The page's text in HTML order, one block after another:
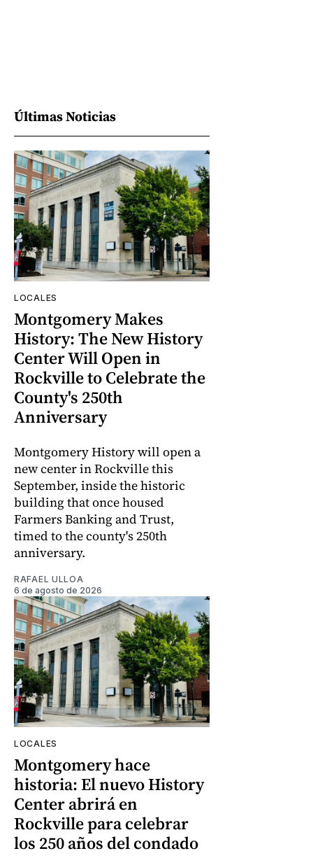
Últimas Noticias
LOCALES
Montgomery Makes
History: The New History
Center Will Open in
Rockville to Celebrate the
County's 250th
Anniversary
Montgomery History will open a
new center in Rockville this
September, inside the historic
building that once housed
Farmers Banking and Trust,
timed to the county's 250th
anniversary.
RAFAEL ULLOA
6 de agosto de 2026
LOCALES
Montgomery hace
historia: El nuevo History
Center abrirá en
Rockville para celebrar
los 250 años del condado